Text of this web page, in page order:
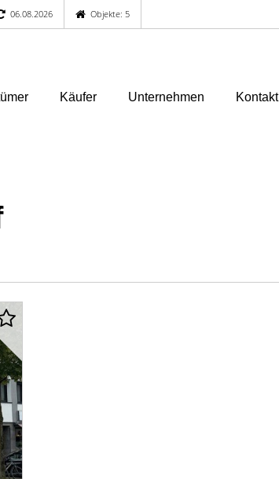
06.08.2026 Objekte: 5
Käufer Unternehmen Kontakt